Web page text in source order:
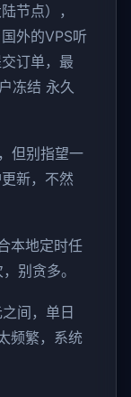
节点），
外的VPS听
订单，最
冻结 永久
但别指望一
新，不然
本地定时任
别贪多。
间，单日
频繁，系统